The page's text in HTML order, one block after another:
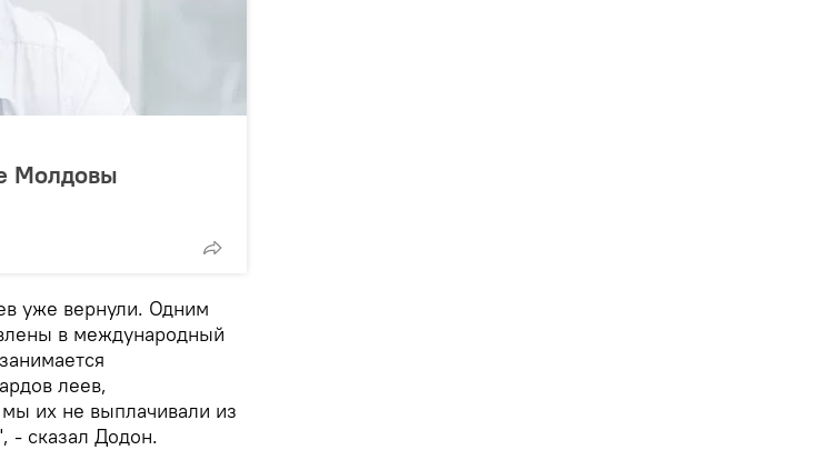
Молдовы
уже вернули. Одним
в международный
леев,
их не выплачивали из
- сказал Додон.